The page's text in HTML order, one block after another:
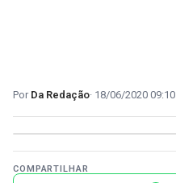
Da Redação 18/06/2020 09:10
COMPARTILHAR